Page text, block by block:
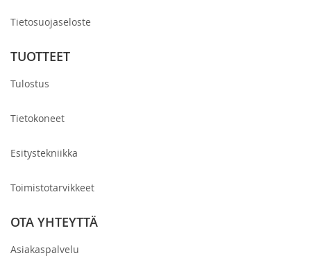
Tietosuojaseloste
TUOTTEET
Tulostus
Tietokoneet
Esitystekniikka
Toimistotarvikkeet
OTA YHTEYTTÄ
Asiakaspalvelu